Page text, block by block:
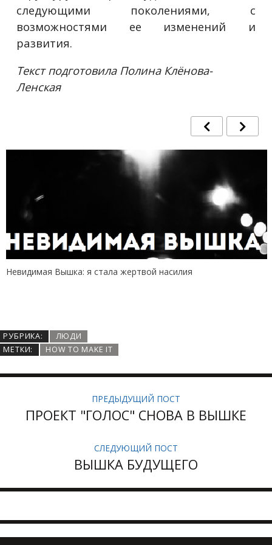
следующими поколениями, с
возможностями ее изменений и
развития.
Текст подготовила Полина Клёнова-
Ленская
Невидимая Вышка: я стала жертвой насилия
РУБРИКА:
ЛЮДИ
МЕТКИ:
HOW TO MAKE IT
ПРЕДЫДУЩИЙ ПОСТ
ПРОЕКТ "ГОЛОС" СНОВА В ВЫШКЕ
СЛЕДУЮЩИЙ ПОСТ
ВЫШКА БУДУЩЕГО